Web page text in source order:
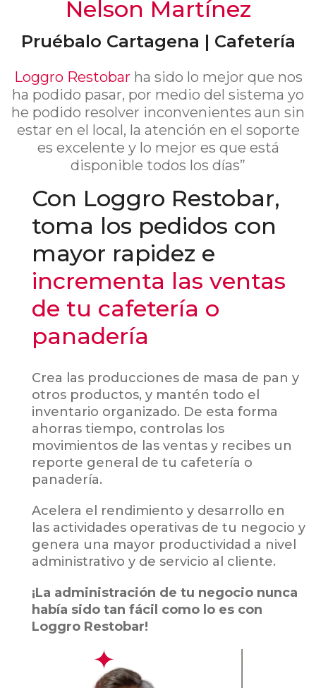
Nelson Martínez
Pruébalo Cartagena | Cafetería
Loggro Restobar ha sido lo mejor que nos
ha podido pasar, por medio del sistema yo
he podido resolver inconvenientes aun sin
estar en el local, la atención en el soporte
es excelente y lo mejor es que está
disponible todos los días”
Con Loggro Restobar,
toma los pedidos con
mayor rapidez e
incrementa las ventas
de tu cafetería o
panadería
Crea las producciones de masa de pan y
otros productos, y mantén todo el
inventario organizado. De esta forma
ahorras tiempo, controlas los
movimientos de las ventas y recibes un
reporte general de tu cafetería o
panadería.
Acelera el rendimiento y desarrollo en
las actividades operativas de tu negocio y
genera una mayor productividad a nivel
administrativo y de servicio al cliente.
¡La administración de tu negocio nunca
había sido tan fácil como lo es con
Loggro Restobar!